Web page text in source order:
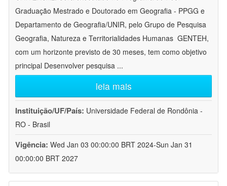
Graduação Mestrado e Doutorado em Geografia - PPGG e
Departamento de Geografia/UNIR, pelo Grupo de Pesquisa
Geografia, Natureza e Territorialidades Humanas  GENTEH,
com um horizonte previsto de 30 meses, tem como objetivo
principal Desenvolver pesquisa ...
leia mais
Instituição/UF/País: Universidade Federal de Rondônia -
RO - Brasil
Vigência: Wed Jan 03 00:00:00 BRT 2024-Sun Jan 31
00:00:00 BRT 2027